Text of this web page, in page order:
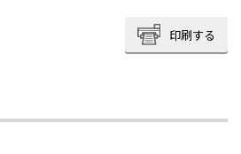
印刷する